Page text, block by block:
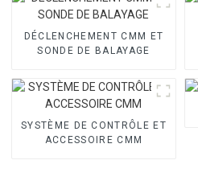
DÉCLENCHEMENT CMM ET
SONDE DE BALAYAGE
SYSTÈME DE CONTRÔLE ET
ACCESSOIRE CMM